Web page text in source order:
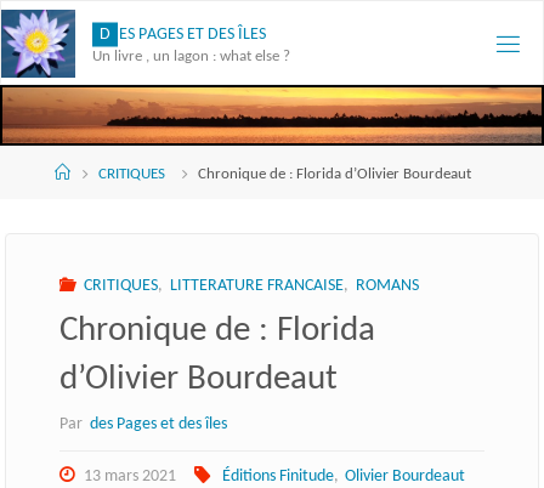
Skip
to
content
D ES PAGES ET DES ÎLES
Un livre , un lagon : what else ?
AccueilCRITIQUES Chronique de : Florida d’Olivier Bourdeaut
CRITIQUES, LITTERATURE FRANCAISE, ROMANS
Chronique de : Florida
d’Olivier Bourdeaut
Par des Pages et des îles
13 mars 2021 Éditions Finitude, Olivier Bourdeaut